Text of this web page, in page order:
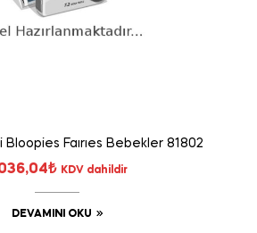
Faırıes Bebekler 81802
₺ KDV dahildir
DEVAMINI OKU